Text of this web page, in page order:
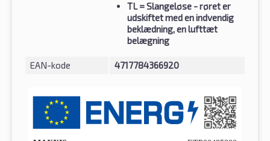
TL= Slangeløse - røret er
udskiftet med en indvendig
beklædning, en lufttæt
belægning
EAN-kode 4717784366920